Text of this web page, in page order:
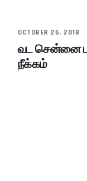
OCTOBER 26, 2018
வட சென்னை
நீக்கம்